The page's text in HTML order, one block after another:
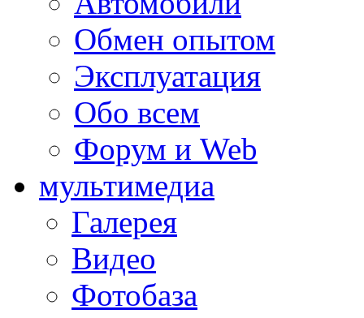
Обмен опытом
Эксплуатация
Обо всем
Форум и Web
мультимедиа
Галерея
Видео
Фотобаза